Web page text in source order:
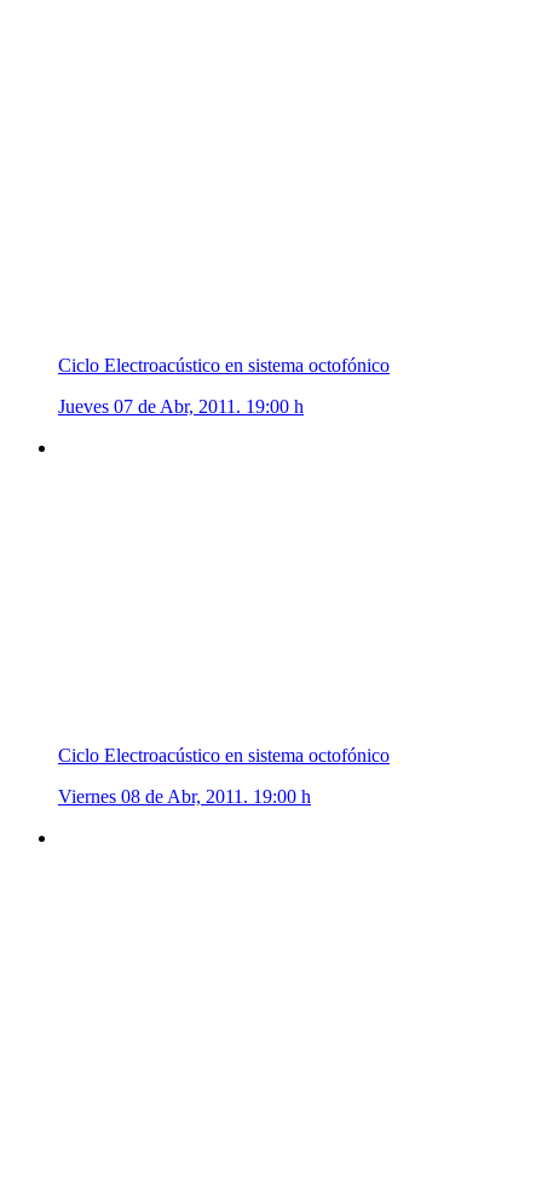
Ciclo Electroacústico en sistema octofónico
Jueves 07 de Abr, 2011. 19:00 h
Ciclo Electroacústico en sistema octofónico
Viernes 08 de Abr, 2011. 19:00 h